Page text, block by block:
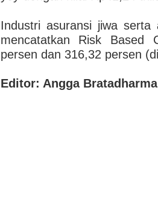
Industri asuransi jiwa serta
mencatatkan Risk Based
persen dan 316,32 persen
Editor: Angga Bratadharma